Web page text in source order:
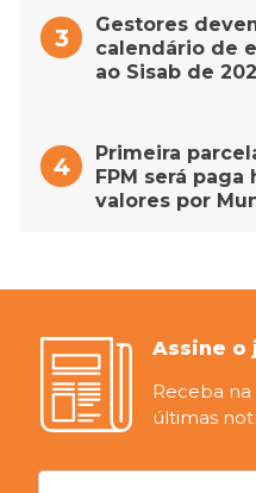
Gestores
calendário de
ao Sisab de
Primeira
FPM será paga
valores por
Assine o
Receba na
últimas
Digite seu email...